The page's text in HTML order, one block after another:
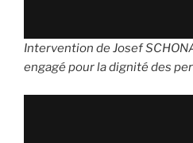
Intervention de Josef
engagé pour la dignité des